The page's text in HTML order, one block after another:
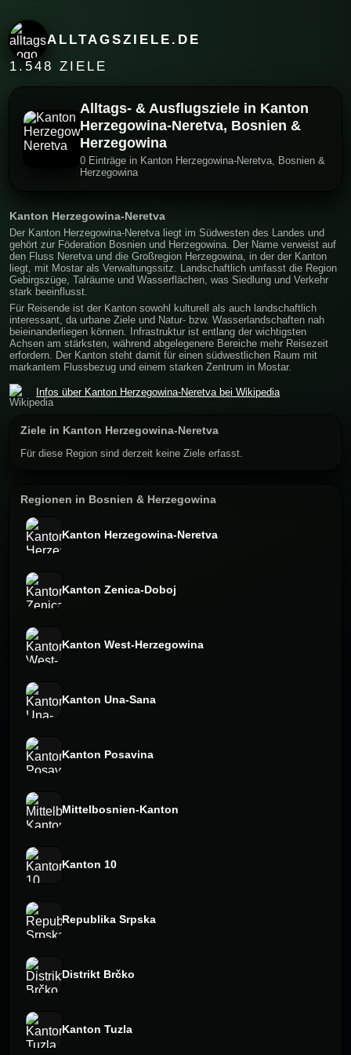
ALLTAGSZIELE.DE
1.548 ZIELE
Alltags- & Ausflugsziele in Kanton
Herzegowina-Neretva, Bosnien &
Herzegowina
0 Einträge in Kanton Herzegowina-Neretva, Bosnien &
Herzegowina
Kanton Herzegowina-Neretva
Der Kanton Herzegowina-Neretva liegt im Südwesten des Landes und
gehört zur Föderation Bosnien und Herzegowina. Der Name verweist auf
den Fluss Neretva und die Großregion Herzegowina, in der der Kanton
liegt, mit Mostar als Verwaltungssitz. Landschaftlich umfasst die Region
Gebirgszüge, Talräume und Wasserflächen, was Siedlung und Verkehr
stark beeinflusst.
Für Reisende ist der Kanton sowohl kulturell als auch landschaftlich
interessant, da urbane Ziele und Natur- bzw. Wasserlandschaften nah
beieinanderliegen können. Infrastruktur ist entlang der wichtigsten
Achsen am stärksten, während abgelegenere Bereiche mehr Reisezeit
erfordern. Der Kanton steht damit für einen südwestlichen Raum mit
markantem Flussbezug und einem starken Zentrum in Mostar.
Infos über Kanton Herzegowina-Neretva bei Wikipedia
Ziele in Kanton Herzegowina-Neretva
Für diese Region sind derzeit keine Ziele erfasst.
Regionen in Bosnien & Herzegowina
Kanton Herzegowina-Neretva
Kanton Zenica-Doboj
Kanton West-Herzegowina
Kanton Una-Sana
Kanton Posavina
Mittelbosnien-Kanton
Kanton 10
Republika Srpska
Distrikt Brčko
Kanton Tuzla